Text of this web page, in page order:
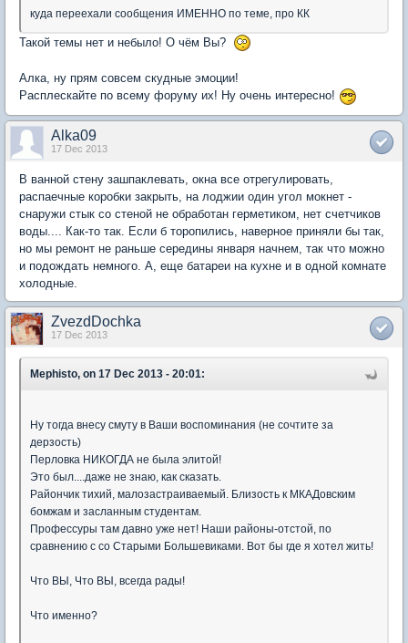
куда переехали сообщения ИМЕННО по теме, про КК
Такой темы нет и небыло! О чём Вы?
Алка, ну прям совсем скудные эмоции!
Расплескайте по всему форуму их! Ну очень интересно!
Alka09
17 Dec 2013
В ванной стену зашпаклевать, окна все отрегулировать,
распаечные коробки закрыть, на лоджии один угол мокнет -
снаружи стык со стеной не обработан герметиком, нет счетчиков
воды.... Как-то так. Если б торопились, наверное приняли бы так,
но мы ремонт не раньше середины января начнем, так что можно
и подождать немного. А, еще батареи на кухне и в одной комнате
холодные.
ZvezdDochka
17 Dec 2013
Mephisto, on 17 Dec 2013 - 20:01:
Ну тогда внесу смуту в Ваши воспоминания (не сочтите за
дерзость)
Перловка НИКОГДА не была элитой!
Это был....даже не знаю, как сказать.
Райончик тихий, малозастраиваемый. Близость к МКАДовским
бомжам и засланным студентам.
Профессуры там давно уже нет! Наши районы-отстой, по
сравнению с со Старыми Большевиками. Вот бы где я хотел жить!
Что ВЫ, Что ВЫ, всегда рады!
Что именно?